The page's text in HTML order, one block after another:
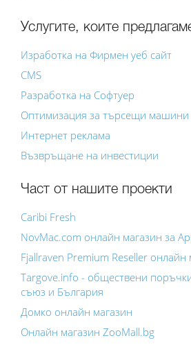
Услугите, коите
Изработка на Фирмен уеб сайт
CMS
Разработка на Софтуер
Оптимизация за търсещи машини
Интернет реклама
Възвръщане на инвестиции
Част от нашите проекти
Caribi Fresh
NovMac.com онлайн магазин за
Fjallraven Premium Reseller онлайн
Targove.info - обществени
съюз и България
Домко онлайн магазин
Онлайн магазин ZooMall.bg